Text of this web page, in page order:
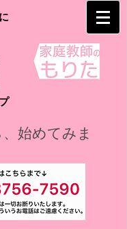
始めてみま